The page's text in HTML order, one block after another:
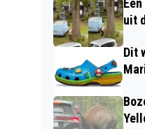
uit
Dit